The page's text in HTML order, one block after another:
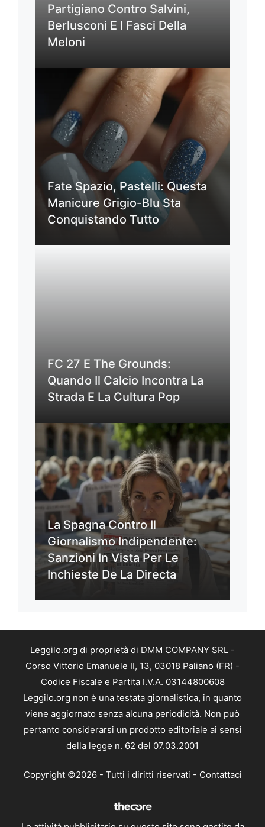
Partigiano Contro Salvini,
Berlusconi E I Fasci Della
Meloni
Fate Spazio, Pastelli: Questa
Manicure Grigio-Blu Sta
Conquistando Tutto
FC 27 E The Grounds:
Quando Il Calcio Incontra La
Strada E La Cultura Pop
La Spagna Contro Il
Giornalismo Indipendente:
Sanzioni In Vista Per Le
Inchieste De La Directa
Leggilo.org di proprietà di DMM COMPANY SRL -
Corso Vittorio Emanuele II, 13, 03018 Paliano (FR) -
Codice Fiscale e Partita I.V.A. 03144800608
Leggilo.org non è una testata giornalistica, in quanto
viene aggiornato senza alcuna periodicità. Non può
pertanto considerarsi un prodotto editoriale ai sensi
della legge n. 62 del 07.03.2001
Copyright ©2026 - Tutti i diritti riservati - Contattaci